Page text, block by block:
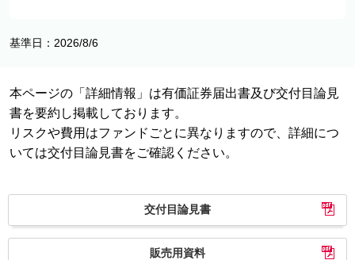
基準日：2026/8/6
本ページの「詳細情報」は有価証券届出書及び交付目論見
書を要約し掲載しております。
リスクや費用はファンドごとに異なりますので、詳細につ
いては交付目論見書をご確認ください。
交付目論見書
販売用資料